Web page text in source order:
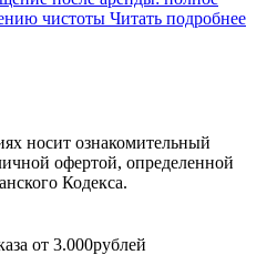
чистоты Читать подробнее
носит ознакомительный
офертой, определенной
Кодекса.
от 3.000рублей